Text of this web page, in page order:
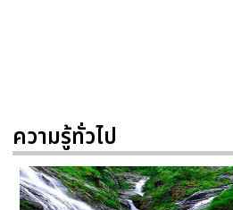
ความรู้ทั่วไป